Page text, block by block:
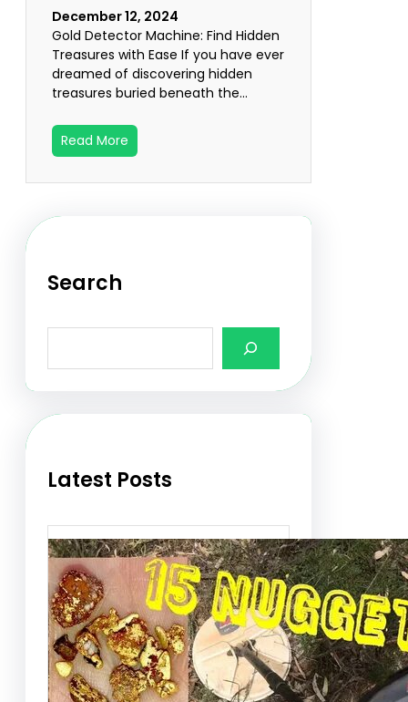
December 12, 2024
Gold Detector Machine: Find Hidden
Treasures with Ease If you have ever
dreamed of discovering hidden
treasures buried beneath the…
Read More
Search
a
c
Latest Posts